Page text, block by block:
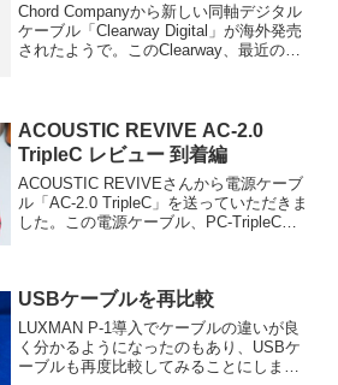
Chord Companyから新しい同軸デジタル
ケーブル「Clearway Digital」が海外発売
されたようで。このClearway、最近の同
ACOUSTIC REVIVE AC-2.0
TripleC レビュー 到着編
ACOUSTIC REVIVEさんから電源ケーブ
ル「AC-2.0 TripleC」を送っていただきま
した。この電源ケーブル、PC-TripleCを
USBケーブルを再比較
LUXMAN P-1導入でケーブルの違いが良
く分かるようになったのもあり、USBケ
ーブルも再度比較してみることにしまし